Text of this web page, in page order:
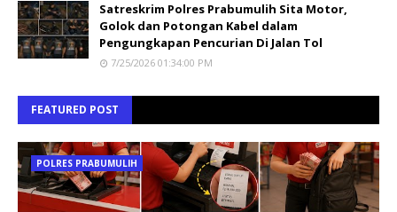
Satreskrim Polres Prabumulih Sita Motor,
Golok dan Potongan Kabel dalam
Pengungkapan Pencurian Di Jalan Tol
7/25/2026 01:34:00 PM
FEATURED POST
POLRES PRABUMULIH